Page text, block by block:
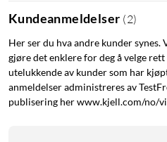
spiller
Integrert 3,5 mm AUX-
hodetelefoner
Også kompatibel med
Gaming og andre spill
Kundeanmeldelser (2)
Her ser du hva andre kunder
gjøre det enklere for deg å velge
utelukkende av kunder som har
anmeldelser administreres av
publisering her www.kjell.com/no/